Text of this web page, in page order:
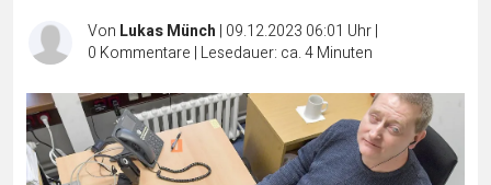
Von Lukas Münch | 09.12.2023 06:01 Uhr|
0 Kommentare | Lesedauer: ca. 4 Minuten